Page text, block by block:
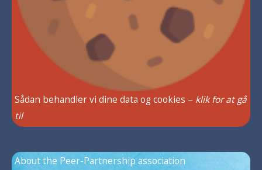
Sådan behandler vi dine data og cookies – klik for at gå
til
About the Peer-Partnership association